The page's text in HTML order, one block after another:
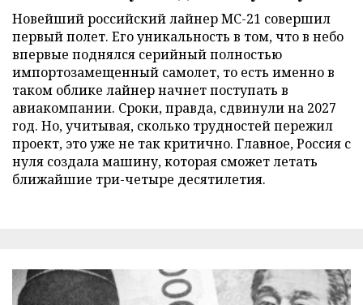
Новейший российский лайнер МС-21 совершил
первый полет. Его уникальность в том, что в небо
впервые поднялся серийный полностью
импортозамещенный самолет, то есть именно в
таком облике лайнер начнет поступать в
авиакомпании. Сроки, правда, сдвинули на 2027
год. Но, учитывая, сколько трудностей пережил
проект, это уже не так критично. Главное, Россия с
нуля создала машину, которая сможет летать
ближайшие три-четыре десятилетия.